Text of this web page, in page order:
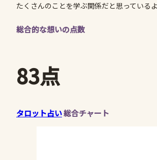
たくさんのことを学ぶ関係だと思っているよ
総合的な想いの点数
83点
タロット占い総合チャート